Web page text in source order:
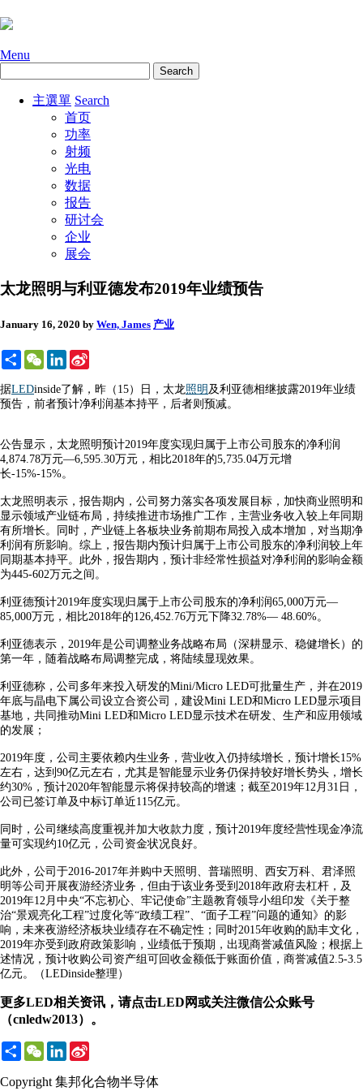
Menu
主選單 Search
首页
功率
射频
光电
数据
报告
研讨会
企业
展会
太龙照明与利亚德发布2019年业绩预告
January 16, 2020 by Wen, James 产业
ShareWeChatLinkedIn
据LEDinside了解，昨（15）日，太龙照明 及利亚德相继披露2019年业绩
预告，前者预计净利润基本持平，后者则预减。
公告显示，太龙照明预计2019年度实现归属于上市公司股东的净利润
4,874.78万元—6,595.30万元，相比2018年的5,735.04万元增
长-15%-15%。
太龙照明表示，报告期内，公司努力落实各项发展目标，加快商业照明和
显示领域产业链布局，持续推进市场推广工作，主营业务收入较上年同期
有所增长。同时，产业链上各板块业务前期布局投入成本增加，对当期净
利润有所影响。综上，报告期内预计归属于上市公司股东的净利润较上年
同期基本持平。此外，报告期内，预计非经常性损益对净利润的影响金额
为445-602万元之间。
利亚德预计2019年度实现归属于上市公司股东的净利润65,000万元—
85,000万元，相比2018年的126,452.76万元下降32.78%— 48.60%。
利亚德表示，2019年是公司调整业务战略布局（深耕显示、稳健增长）的
第一年，随着战略布局调整完成，将陆续显现效果。
利亚德称，公司多年来投入研发的Mini/Micro LED可批量生产，并在2019
年底与晶电下属公司设立合资公司，建设Mini LED和Micro LED显示项目
基地，共同推动Mini LED和Micro LED显示技术在研发、生产和应用领域
的发展；
2019年度，公司主要依赖内生业务，营业收入仍持续增长，预计增长15%
左右，达到90亿元左右，尤其是智能显示业务仍保持较好增长势头，增长
约30%，预计2020年智能显示将保持较高的增速；截至2019年12月31日，
公司已签订单及中标订单近115亿元。
同时，公司继续高度重视并加大收款力度，预计2019年度经营性现金净流
量可实现约10亿元，公司资金状况良好。
此外，公司于2016-2017年并购中天照明、普瑞照明、西安万科、君泽照
明等公司开展夜游经济业务，但由于该业务受到2018年政府去杠杆，及
2019年12月中央“不忘初心、牢记使命”主题教育领导小组印发《关于整
治“景观亮化工程”过度化等“政绩工程”、“面子工程”问题的通知》的影
响，未来夜游经济板块业绩存在不确定性；同时2015年收购的励丰文化，
2019年亦受到政府政策影响，业绩低于预期，出现商誉减值风险；根据上
述情况，预计收购公司资产组可回收金额低于账面价值，商誉减值2.5-3.5
亿元。（LEDinside整理）
更多LED相关资讯，请点击LED网或关注微信公众账号
（cnledw2013）。
ShareWeChatLinkedIn
Copyright 集邦化合物半导体